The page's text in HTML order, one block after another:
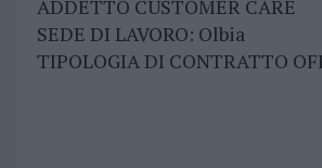
ADDETTO CUSTOMER CARE
SEDE DI LAVORO: Olbia
TIPOLOGIA DI CONTRATTO